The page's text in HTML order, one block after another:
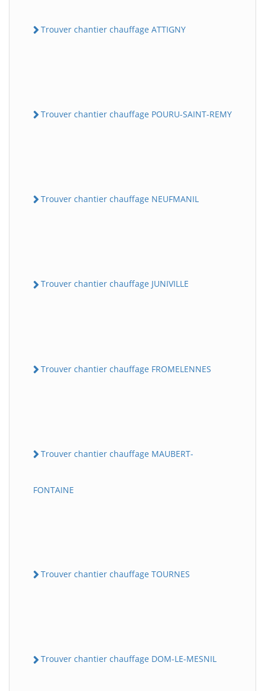
Trouver chantier chauffage ATTIGNY
Trouver chantier chauffage POURU-SAINT-REMY
Trouver chantier chauffage NEUFMANIL
Trouver chantier chauffage JUNIVILLE
Trouver chantier chauffage FROMELENNES
Trouver chantier chauffage MAUBERT-
FONTAINE
Trouver chantier chauffage TOURNES
Trouver chantier chauffage DOM-LE-MESNIL